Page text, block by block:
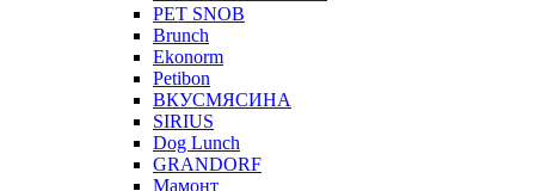
PET SNOB
Brunch
Ekonorm
Petibon
ВКУСМЯСИНА
SIRIUS
Dog Lunch
GRANDORF
Мамонт